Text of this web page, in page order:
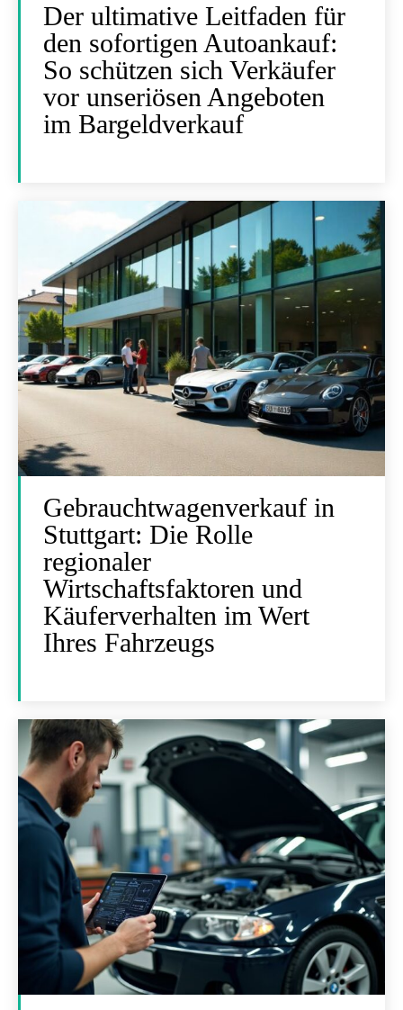
Der ultimative Leitfaden für
den sofortigen Autoankauf:
So schützen sich Verkäufer
vor unseriösen Angeboten
im Bargeldverkauf
Gebrauchtwagenverkauf in
Stuttgart: Die Rolle
regionaler
Wirtschaftsfaktoren und
Käuferverhalten im Wert
Ihres Fahrzeugs